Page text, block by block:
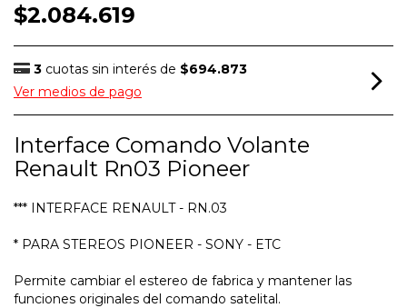
$2.084.619
3 cuotas sin interés de $694.873
Ver medios de pago
Interface Comando Volante
Renault Rn03 Pioneer
*** INTERFACE RENAULT - RN.03
* PARA STEREOS PIONEER - SONY - ETC
Permite cambiar el estereo de fabrica y mantener las
funciones originales del comando satelital.